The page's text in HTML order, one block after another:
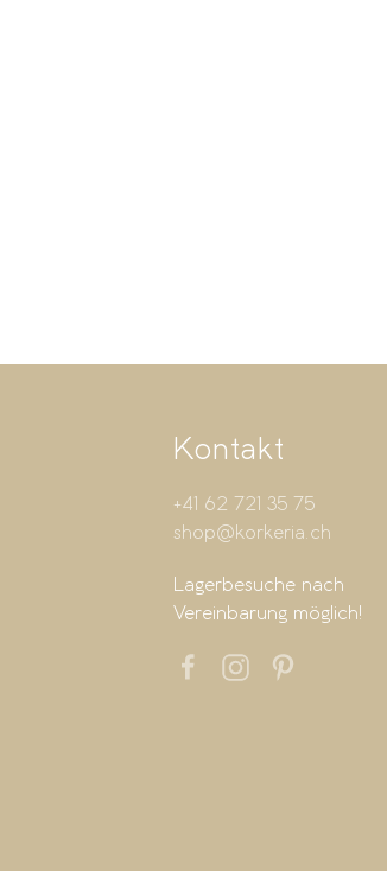
Kontakt
+41 62 721 35 75
shop@korkeria.ch
Lagerbesuche nach
Vereinbarung möglich!